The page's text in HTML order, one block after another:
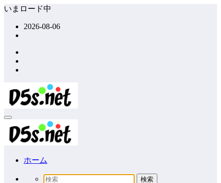
コ
ッ
プ
いまロード中
2026-08-06
ホーム